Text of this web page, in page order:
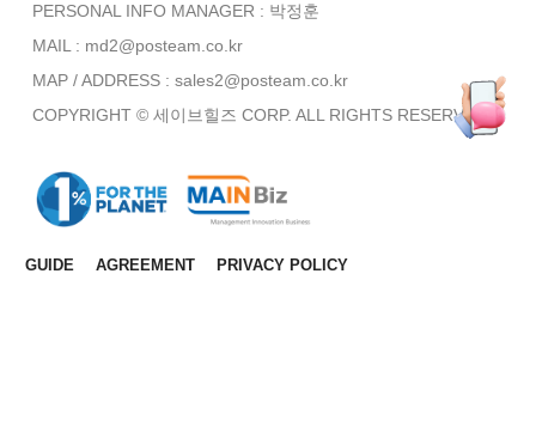
PERSONAL INFO MANAGER : 박정훈
MAIL : md2@posteam.co.kr
MAP / ADDRESS : sales2@posteam.co.kr
COPYRIGHT © 세이브힐즈 CORP. ALL RIGHTS RESERVED.
GUIDE AGREEMENT PRIVACY POLICY